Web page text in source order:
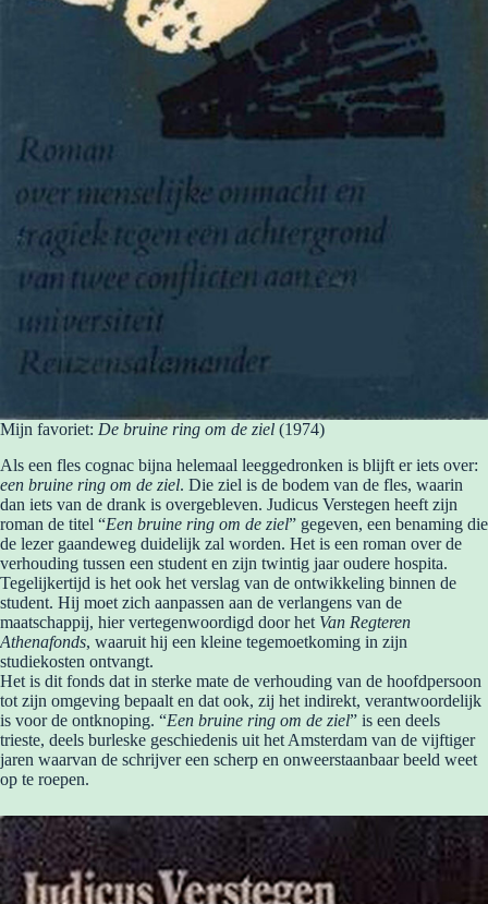
Mijn favoriet: De bruine ring om de ziel (1974)
Als een fles cognac bijna helemaal leeggedronken is blijft er iets over:
een bruine ring om de ziel. Die ziel is de bodem van de fles, waarin
dan iets van de drank is overgebleven. Judicus Verstegen heeft zijn
roman de titel “Een bruine ring om de ziel” gegeven, een benaming die
de lezer gaandeweg duidelijk zal worden. Het is een roman over de
verhouding tussen een student en zijn twintig jaar oudere hospita.
Tegelijkertijd is het ook het verslag van de ontwikkeling binnen de
student. Hij moet zich aanpassen aan de verlangens van de
maatschappij, hier vertegenwoordigd door het Van Regteren
Athenafonds, waaruit hij een kleine tegemoetkoming in zijn
studiekosten ontvangt.
Het is dit fonds dat in sterke mate de verhouding van de hoofdpersoon
tot zijn omgeving bepaalt en dat ook, zij het indirekt, verantwoordelijk
is voor de ontknoping. “Een bruine ring om de ziel” is een deels
trieste, deels burleske geschiedenis uit het Amsterdam van de vijftiger
jaren waarvan de schrijver een scherp en onweerstaanbaar beeld weet
op te roepen.